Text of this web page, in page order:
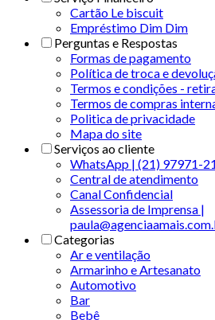
Cartão Le biscuit
Empréstimo Dim Dim
Perguntas e Respostas
Formas de pagamento
Política de troca e
Termos e condições -
Termos de compras
Politica de privacidade
Mapa do site
Serviços ao cliente
WhatsApp | (21) 97971-
Central de atendimento
Canal Confidencial
Assessoria de Imprensa |
Categorias
Ar e ventilação
Armarinho e Artesanato
Automotivo
Bar
Bebê